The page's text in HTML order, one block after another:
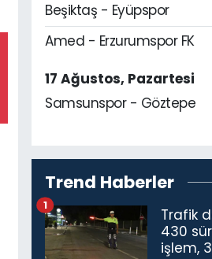
Beşiktaş - Eyüpspor
Amed - Erzurumspor FK
17 Ağustos, Pazartesi
Samsunspor - Göztepe
Trend Haberler
Trafik
430
işlem,
1